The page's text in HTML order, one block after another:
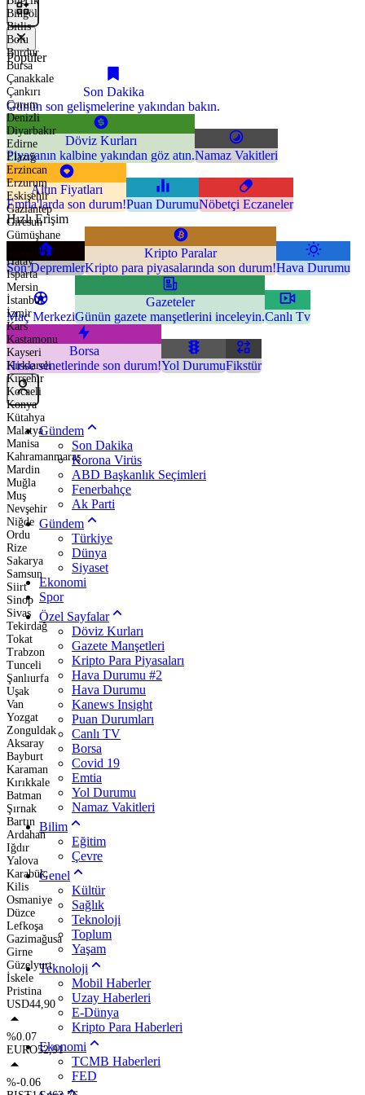
Bingöl
Bitlis
Bolu
Burdur
Bursa
Çanakkale
Çankırı
Çorum
Denizli
Diyarbakır
Edirne
Elazığ
Erzincan
Erzurum
Eskişehir
Gaziantep
Giresun
Gümüşhane
Hakkari
Hatay
Isparta
Mersin
İstanbul
İzmir
Kars
Kastamonu
Kayseri
Kırklareli
Kırşehir
Kocaeli
Konya
Kütahya
Malatya
Manisa
Kahramanmaraş
Mardin
Muğla
Muş
Nevşehir
Niğde
Ordu
Rize
Sakarya
Samsun
Siirt
Sinop
Sivas
Tekirdağ
Tokat
Trabzon
Tunceli
Şanlıurfa
Uşak
Van
Yozgat
Zonguldak
Aksaray
Bayburt
Karaman
Kırıkkale
Batman
Şırnak
Bartın
Ardahan
Iğdır
Yalova
Karabük
Kilis
Osmaniye
Düzce
Lefkoşa
Gazimağusa
Girne
Güzelyurt
İskele
Pristina
USD44,90
%0.07
EURO52,91
%-0.06
Popüler
Son Dakika
Günün son gelişmelerine yakından bakın.
Döviz Kurları
Piyasanın kalbine yakından göz atın.Namaz Vakitleri
Altın Fiyatları
Emtia'larda son durum!Puan DurumuNöbetçi Eczaneler
Hızlı Erişim
Son Depremler
Kripto Paralar
Kripto para piyasalarında son durum!Hava Durumu
Maç Merkezi
Gazeteler
Günün gazete manşetlerini inceleyin.Canlı Tv
Borsa
Hisse senetlerinde son durum!Yol DurumuFikstür
Gündem
Son Dakika
Korona Virüs
ABD Başkanlık Seçimleri
Fenerbahçe
Ak Parti
Gündem
Türkiye
Dünya
Siyaset
Ekonomi
Spor
Özel Sayfalar
Döviz Kurları
Gazete Manşetleri
Kripto Para Piyasaları
Hava Durumu #2
Hava Durumu
Kanews Insight
Puan Durumları
Canlı TV
Borsa
Covid 19
Emtia
Yol Durumu
Namaz Vakitleri
Bilim
Eğitim
Çevre
Genel
Kültür
Sağlık
Teknoloji
Toplum
Yaşam
Teknoloji
Mobil Haberler
Uzay Haberleri
E-Dünya
Kripto Para Haberleri
Ekonomi
TCMB Haberleri
FED